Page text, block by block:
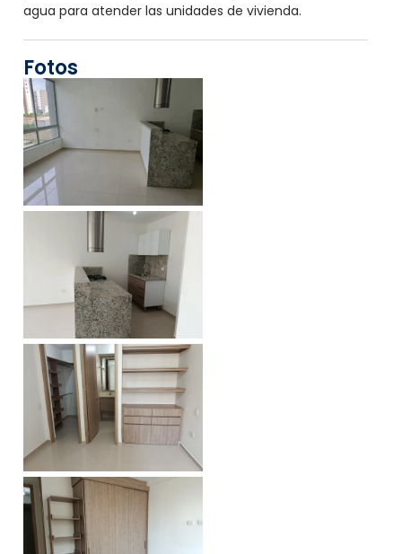
agua para atender las unidades de vivienda.
Fotos